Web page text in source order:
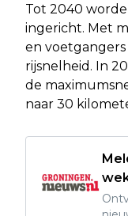
Tot 2040
ingericht. Met
en
rijsnelheid. In
de
naar 30